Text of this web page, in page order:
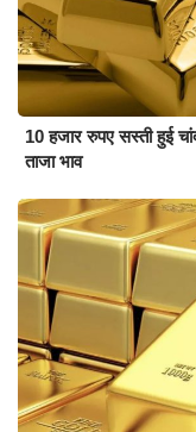
10 हजार रुपए सस्ती हुई
ताजा भाव